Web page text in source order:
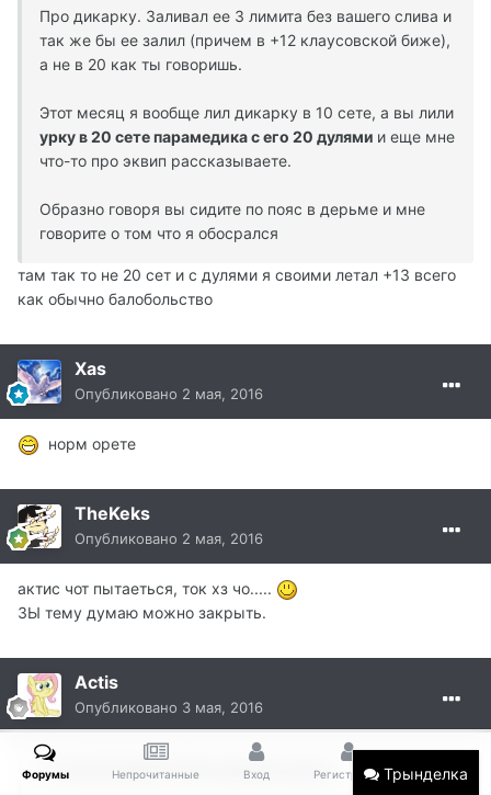
Про дикарку. Заливал ее 3 лимита без вашего слива и
так же бы ее залил (причем в +12 клаусовской биже),
а не в 20 как ты говоришь.
Этот месяц я вообще лил дикарку в 10 сете, а вы лили
урку в 20 сете парамедика с его 20 дулями и еще мне
что-то про эквип рассказываете.
Образно говоря вы сидите по пояс в дерьме и мне
говорите о том что я обосрался
там так то не 20 сет и с дулями я своими летал +13 всего
как обычно балобольство
Xas
Опубликовано 2 мая, 2016
норм орете
TheKeks
Опубликовано 2 мая, 2016
актис чот пытаеться, ток хз чо.....
ЗЫ тему думаю можно закрыть.
Actis
Опубликовано 3 мая, 2016
В 02.05.2016 в 19:33, Donator сказал: Трынделка
Форумы Непрочитанные Вход Регистрация Больше